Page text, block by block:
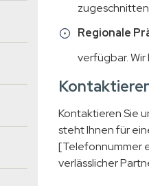
zugeschnitten
Regionale
verfügbar.
Kontaktieren Sie
steht Ihnen für
[Telefonnummer
verlässlicher